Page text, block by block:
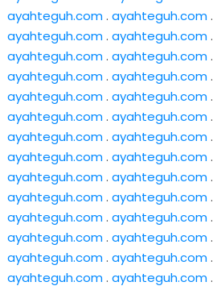
ayahteguh.com. ayahteguh.com.
ayahteguh.com. ayahteguh.com.
ayahteguh.com. ayahteguh.com.
ayahteguh.com. ayahteguh.com.
ayahteguh.com. ayahteguh.com.
ayahteguh.com. ayahteguh.com.
ayahteguh.com. ayahteguh.com.
ayahteguh.com. ayahteguh.com.
ayahteguh.com. ayahteguh.com.
ayahteguh.com. ayahteguh.com.
ayahteguh.com. ayahteguh.com.
ayahteguh.com. ayahteguh.com.
ayahteguh.com. ayahteguh.com.
ayahteguh.com. ayahteguh.com.